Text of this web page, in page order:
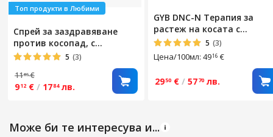
Топ продукти в Любими
Спрей за заздравяване
против косопад, с
розмарин, биотин, кофеин
и хиалуронова киселина,
против косопад, против
пърхот и пречистващ, без
5 (3)
1165 €
912 € / 1784 лв.
GYB DNC-N Терапия за
растеж на косата с
наноксидил 5%, за
увредена коса, 60 мл
5 (3)
Цена/100мл: 4916 €
2950 € / 5770 лв.
Може би те интересува и...